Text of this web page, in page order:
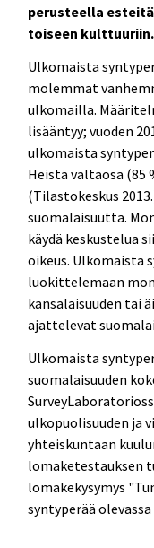
perusteella
toiseen kulttuuriin.
Ulkomaista
molemmat
ulkomailla.
lisääntyy; vuoden
ulkomaista
Heistä valtaosa (85
(Tilastokeskus
suomalaisuutta.
käydä keskustelua
oikeus. Ulkomaista
luokittelemaan
kansalaisuuden tai
ajattelevat
Ulkomaista
suomalaisuuden
ulkopuolisuuden ja
yhteiskuntaan
lomaketestauksen
lomakekysymys
syntyperää olevassa